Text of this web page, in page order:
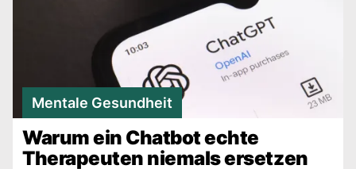
Mentale Gesundheit
Warum ein Chatbot echte
Therapeuten niemals ersetzen